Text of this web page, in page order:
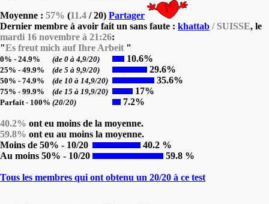
Moyenne : 57% (11.4 / 20) Partager
Dernier membre à avoir fait un sans faute : khattab / SUISSE, le
mardi 16 novembre à 21:26:
"Es freut mich auf Ihre Arbeit "
0% - 24.9% (de 0 à 4,9/20) 10.6%
25% - 49.9% (de 5 à 9,9/20) 29.6%
50% - 74.9% (de 10 à 14,9/20) 35.6%
75% - 99.9% (de 15 à 19,9/20) 17%
Parfait - 100% (20/20) 7.2%
40.2% ont eu moins de la moyenne.
59.8% ont eu au moins la moyenne.
Moins de 50% - 10/20
40.2 %
Au moins 50% - 10/20
59.8 %
Tous les membres qui ont obtenu un 20/20 à ce test